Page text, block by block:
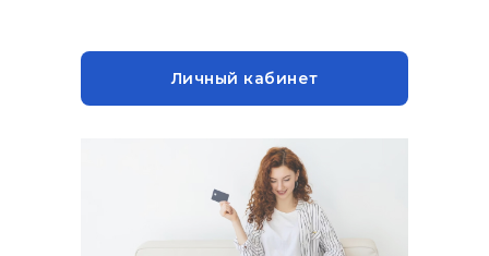
Личный кабинет